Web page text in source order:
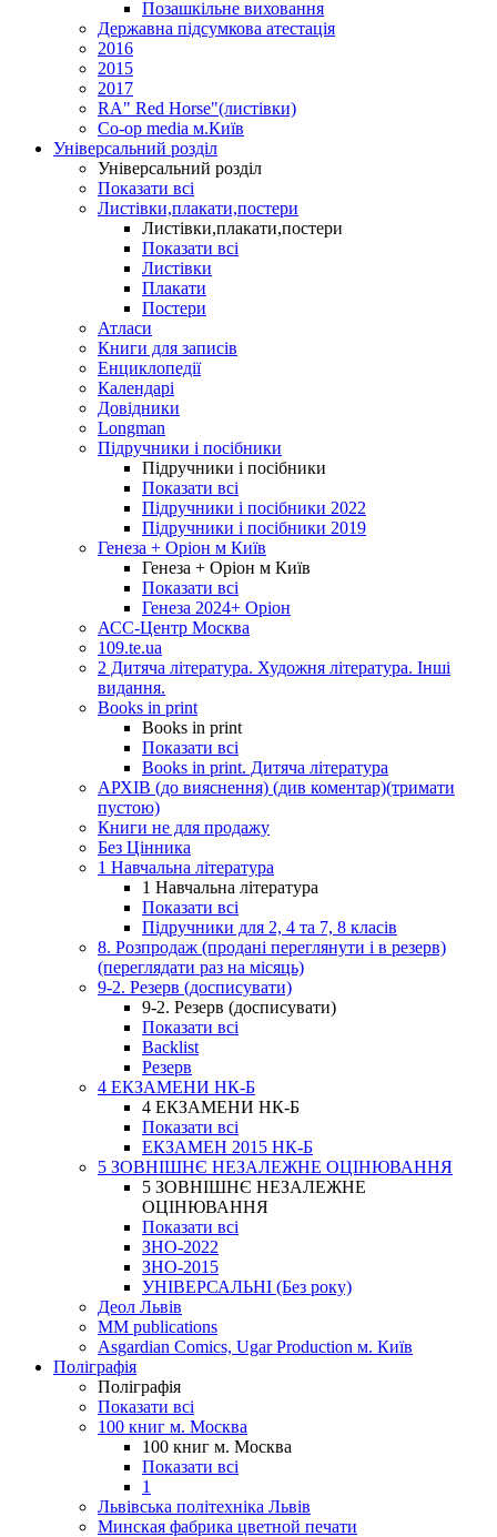
Позашкільне виховання
Державна підсумкова атестація
2016
2015
2017
RA" Red Horse"(листівки)
Co-op media м.Київ
Універсальний розділ
Універсальний розділ
Показати всі
Листівки,плакати,постери
Листівки,плакати,постери
Показати всі
Листівки
Плакати
Постери
Атласи
Книги для записів
Енциклопедії
Календарі
Довідники
Longman
Підручники і посібники
Підручники і посібники
Показати всі
Підручники і посібники 2022
Підручники і посібники 2019
Генеза + Оріон м Київ
Генеза + Оріон м Київ
Показати всі
Генеза 2024+ Оріон
АСС-Центр Москва
109.te.ua
2 Дитяча література. Художня література. Інші
видання.
Books in print
Books in print
Показати всі
Books in print. Дитяча література
АРХІВ (до вияснення) (див коментар)(тримати
пустою)
Книги не для продажу
Без Цінника
1 Навчальна література
1 Навчальна література
Показати всі
Підручники для 2, 4 та 7, 8 класів
8. Розпродаж (продані переглянути і в резерв)
(переглядати раз на місяць)
9-2. Резерв (досписувати)
9-2. Резерв (досписувати)
Показати всі
Backlist
Резерв
4 ЕКЗАМЕНИ НК-Б
4 ЕКЗАМЕНИ НК-Б
Показати всі
ЕКЗАМЕН 2015 НК-Б
5 ЗОВНІШНЄ НЕЗАЛЕЖНЕ ОЦІНЮВАННЯ
5 ЗОВНІШНЄ НЕЗАЛЕЖНЕ
ОЦІНЮВАННЯ
Показати всі
ЗНО-2022
ЗНО-2015
УНІВЕРСАЛЬНІ (Без року)
Деол Львів
MM publications
Asgardian Comics, Ugar Production м. Київ
Поліграфія
Поліграфія
Показати всі
100 книг м. Москва
100 книг м. Москва
Показати всі
1
Львівська політехніка Львів
Минская фабрика цветной печати